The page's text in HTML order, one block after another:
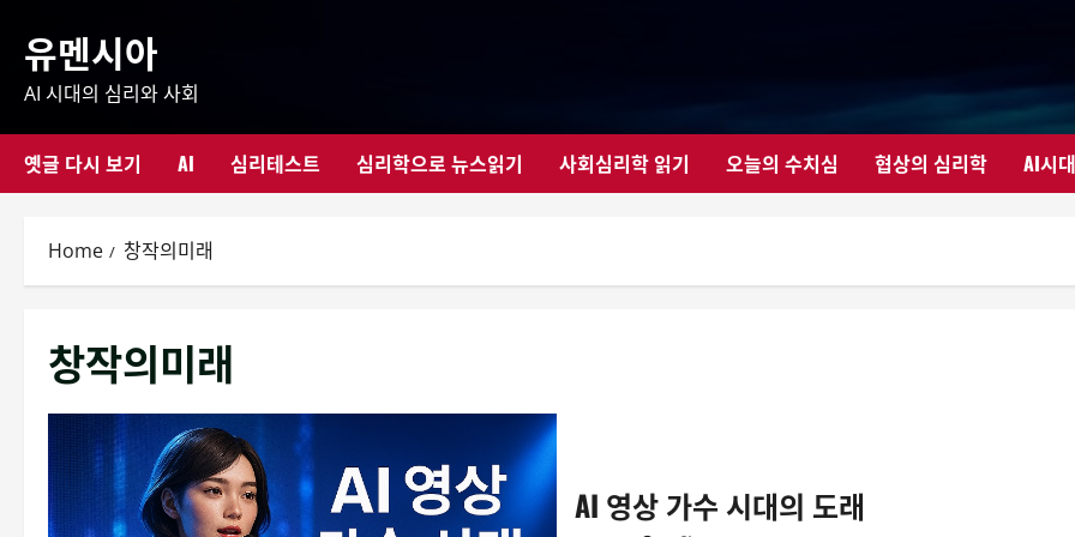
content
유멘시아
AI 시대의 심리와 사회
옛글 다시 보기 AI 심리테스트 심리학으로 뉴스읽기 사회심리학 읽기 오늘의 수치심 협상의 심리학 AI시대
Home 창작의미래
창작의미래
AI 영상 가수 시대의 도래